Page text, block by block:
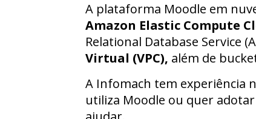
A plataforma Moodle em
Amazon Elastic Compute
Relational Database Service
Virtual (VPC), além de
A Infomach tem experiência
utiliza Moodle ou quer